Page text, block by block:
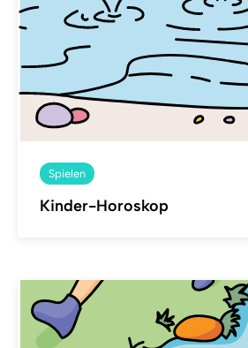
Spielen
Kinder-Horoskop